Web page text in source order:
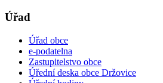
Úřad
Úřad obce
e-podatelna
Zastupitelstvo obce
Úřední deska obce Držovice